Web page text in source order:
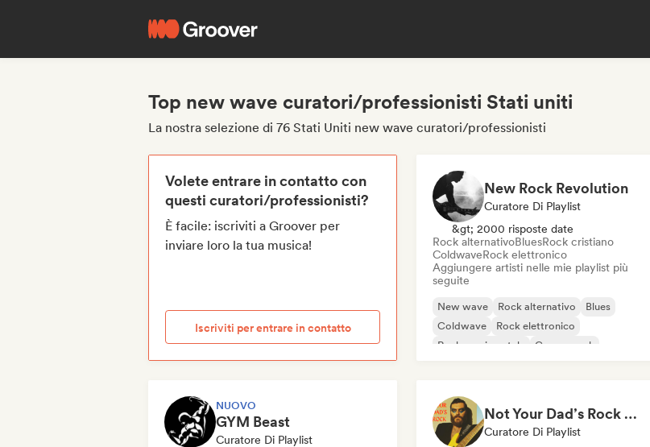
Top new wave curatori/professionisti Stati uniti
La nostra selezione di 76 Stati Uniti new wave curatori/professionisti
Volete entrare in contatto con
questi curatori/professionisti?
È facile: iscriviti a Groover per
inviare loro la tua musica!
Iscriviti per entrare in contatto
New Rock Revolution
Curatore Di Playlist
&gt; 2000 risposte date
Rock alternativoBluesRock cristiano
ColdwaveRock elettronico
Aggiungere artisti nelle mie playlist più
seguite
New wave Rock alternativo
Blues
Coldwave
Rock elettronico
Rock sperimentale
Garage rock
NUOVO
GYM Beast
Curatore Di Playlist
Not Your Dad’s Rock 🤘 Garage Rock, Alt-Rock & Indie Anthems
Curatore Di Playlist